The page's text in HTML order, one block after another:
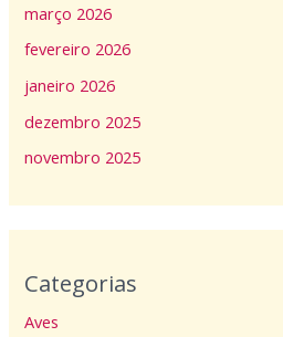
março 2026
fevereiro 2026
janeiro 2026
dezembro 2025
novembro 2025
Categorias
Aves